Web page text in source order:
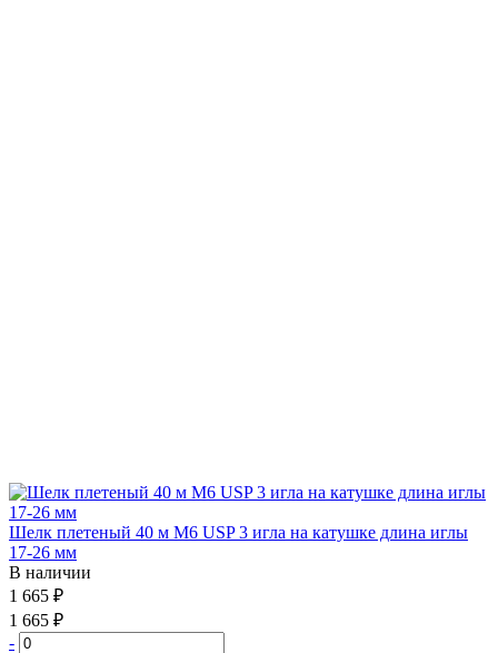
Шелк плетеный 40 м М6 USP 3 игла на катушке длина иглы
17-26 мм
В наличии
1 665 ₽
1 665 ₽
-